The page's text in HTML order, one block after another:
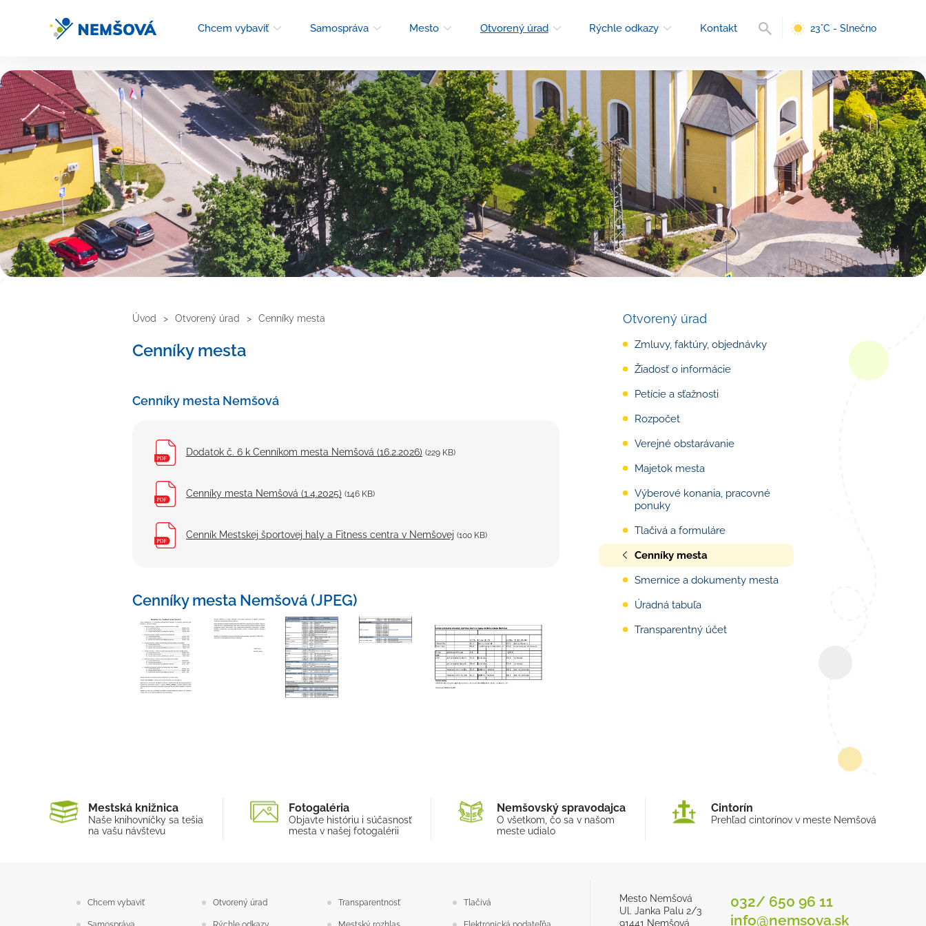
Chcem vybaviť Samospráva Mesto Otvorený úrad Rýchle odkazy Kontakt Vyhľadávanie
23°C - Slnečno
Úvod Otvorený úrad Cenníky mesta Otvorený úrad
Zmluvy, faktúry, objednávky
Žiadosť o informácie
Petície a sťažnosti
Rozpočet
Verejné obstarávanie
Majetok mesta
Výberové konania, pracovné
ponuky
Tlačivá a formuláre
Cenníky mesta
Smernice a dokumenty mesta
Úradná tabuľa
Transparentný účet
Cenníky mesta
Cenníky mesta Nemšová
Dodatok č. 6 k Cenníkom mesta Nemšová (16.2.2026) (229 KB)
Cenníky mesta Nemšová (1.4.2025) (146 KB)
Cenník Mestskej športovej haly a Fitness centra v Nemšovej (100 KB)
Cenníky mesta Nemšová (JPEG)
Mestská knižnica
Naše knihovníčky sa tešia
na vašu návštevu
Fotogaléria
Objavte históriu i súčasnosť
mesta v našej fotogalérii
Nemšovský spravodajca
O všetkom, čo sa v našom
meste udialo
Cintorín
Prehľad cintorínov v meste Nemšová
Chcem vybaviť Otvorený úrad Transparentnosť Tlačivá
Mesto Nemšová
Ul. Janka Palu 2/3
91441 Nemšová
032/ 650 96 11
info@nemsova.sk